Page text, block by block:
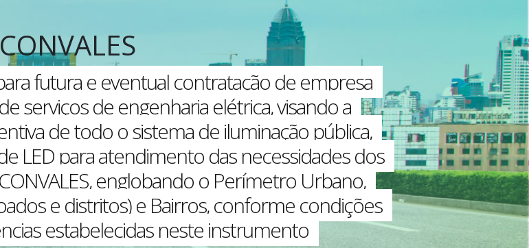
CONVALES
futura e eventual contratação de empresa
serviços de engenharia elétrica, visando a
de todo o sistema de iluminação pública,
LED para atendimento das necessidades dos
englobando o Perímetro Urbano,
e distritos) e Bairros, conforme condições
estabelecidas neste instrumento